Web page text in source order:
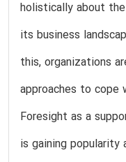
holistically about
its business
this, organizations
approaches to cope
Foresight as a
is gaining popularity